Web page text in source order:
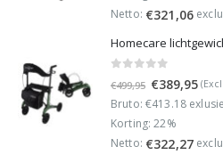
€449,95.
Netto: €321,06
€499,95
prijs
was:
€499,95.
€389,95
prijs
Bruto: €413.18
Korting: 22%
Netto: €322,27